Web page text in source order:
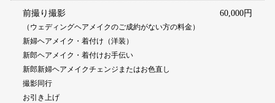
前撮り撮影 60,000円
（ウェディングヘアメイクのご成約がない方の料金）
新婦ヘアメイク・着付け（洋装）
新郎ヘアメイク・着付けお手伝い
新郎新婦ヘアメイクチェンジまたはお色直し
撮影同行
お引き上げ